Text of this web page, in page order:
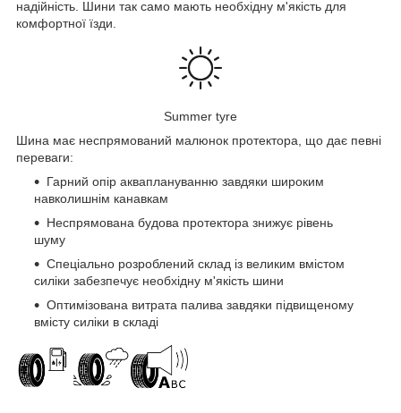
надійність. Шини так само мають необхідну м'якість для
комфортної їзди.
Summer tyre
Шина має неспрямований малюнок протектора, що дає певні
переваги:
Гарний опір акваплануванню завдяки широким
навколишнім канавкам
Неспрямована будова протектора знижує рівень
шуму
Спеціально розроблений склад із великим вмістом
силіки забезпечує необхідну м'якість шини
Оптимізована витрата палива завдяки підвищеному
вмісту силіки в складі